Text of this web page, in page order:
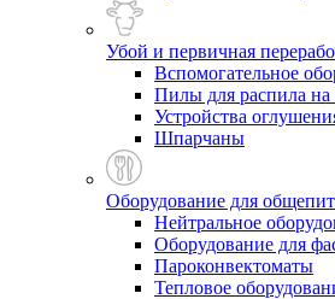
Убой и первичная
Вспомогательное
Пилы для распила
Устройства
Шпарчаны
Оборудование для
Нейтральное
Оборудование для
Пароконвектоматы
Тепловое